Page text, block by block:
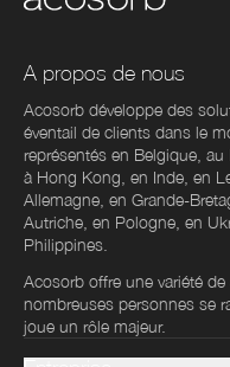
A propos de nous
Acosorb développe des
éventail de clients dans le
représentés en Belgique,
à Hong Kong, en Inde, en
Allemagne, en Grande-
Autriche, en Pologne, en
Philippines.
Acosorb offre une variété
nombreuses personnes se
joue un rôle majeur.